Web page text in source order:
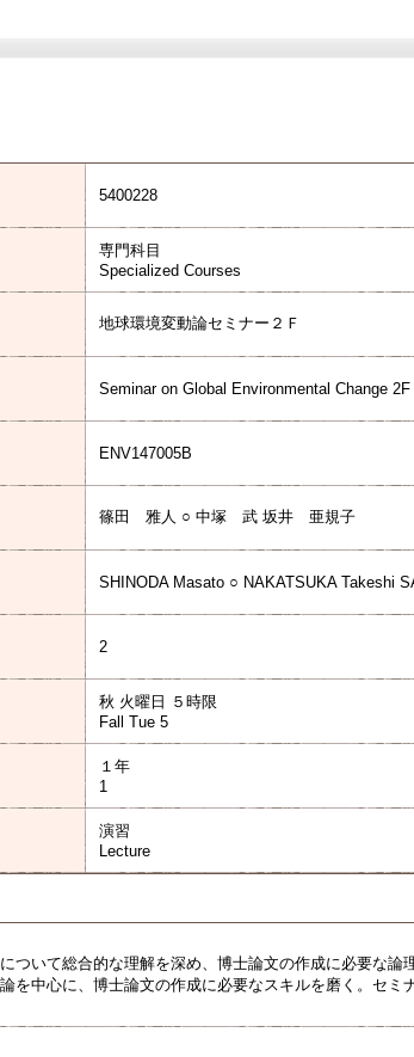
5400228
専門科目
Specialized Courses
地球環境変動論セミナー２Ｆ
Seminar on Global Environmental Change 2F
ENV147005B
篠田 雅人 ○ 中塚 武 坂井 亜規子
SHINODA Masato ○ NAKATSUKA Takeshi
2
秋 火曜日 ５時限
Fall Tue 5
１年
1
演習
Lecture
ついて総合的な理解を深め、博士論文の作成に必要な
を中心に、博士論文の作成に必要なスキルを磨く。セミ